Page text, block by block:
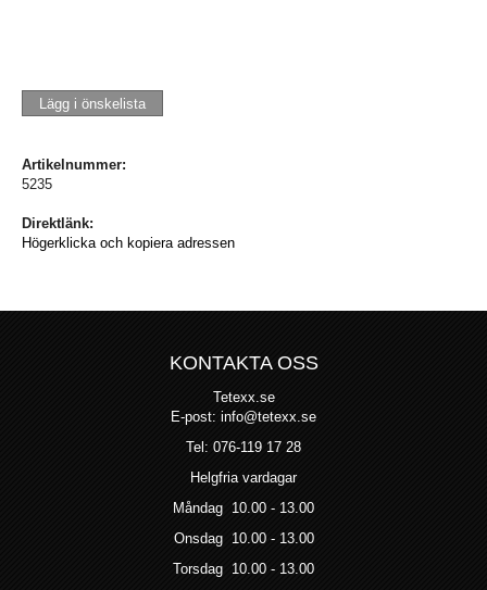
Lägg i önskelista
Artikelnummer:
5235
Direktlänk:
Högerklicka och kopiera adressen
KONTAKTA OSS
Tetexx.se
E-post: info@tetexx.se
Tel: 076-119 17 28
Helgfria vardagar
Måndag 10.00 - 13.00
Onsdag 10.00 - 13.00
Torsdag 10.00 - 13.00